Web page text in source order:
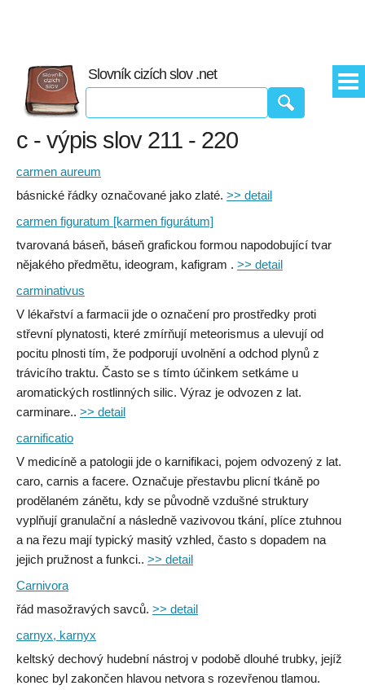
Slovník cizích slov .net
c - výpis slov 211 - 220
carmen aureum
básnické řádky označované jako zlaté. >> detail
carmen figuratum [karmen figurátum]
tvarovaná báseň, báseň grafickou formou napodobující tvar
nějakého předmětu, ideogram, kafigram . >> detail
carminativus
V lékařství a farmacii jde o označení pro prostředky proti
střevní plynatosti, které zmírňují meteorismus a ulevují od
pocitu plnosti tím, že podporují uvolnění a odchod plynů z
trávicího traktu. Často se s tímto účinkem setkáme u
aromatických rostlinných silic. Výraz je odvozen z lat.
carminare.. >> detail
carnificatio
V medicíně a patologii jde o karnifikaci, pojem odvozený z lat.
caro, carnis a facere. Označuje přestavbu plicní tkáně po
prodělaném zánětu, kdy se původně vzdušné struktury
vyplňují granulační a následně vazivovou tkání, plíce ztuhnou
a na řezu mají typický masitý vzhled, často s dopadem na
jejich pružnost a funkci.. >> detail
Carnivora
řád masožravých savců. >> detail
carnyx, karnyx
keltský dechový hudební nástroj v podobě dlouhé trubky, jejíž
konec byl zakončen hlavou netvora s rozevřenou tlamou.